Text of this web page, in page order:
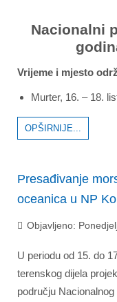
Nacionalni
Vrijeme i mjesto
Murter, 16. – 18.
OPŠIRNIJE...
Presađivanje
oceanica u NP
Objavljeno:
U periodu od 15. do
terenskog dijela
području